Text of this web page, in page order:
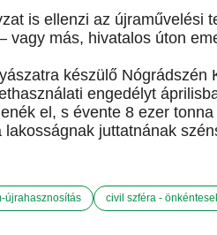
is ellenzi az újraművelési
vagy más, hivatalos úton
készülő
engedélyt
el, s évente 8 ezer
lakosságnak juttatnának
újrahasznosítás civil szféra -